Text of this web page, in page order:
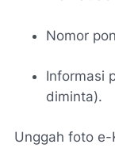
Nomor
Informasi
diminta).
Unggah foto e-